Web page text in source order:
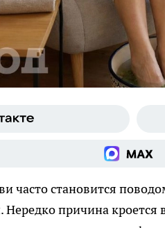
часто становится
Нередко причина